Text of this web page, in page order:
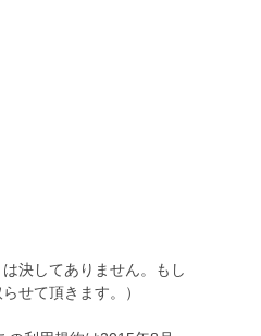
決してありません。もし
せて頂きます。）